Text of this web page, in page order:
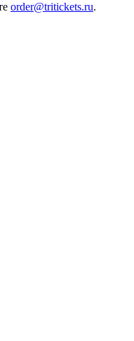
order@tritickets.ru.